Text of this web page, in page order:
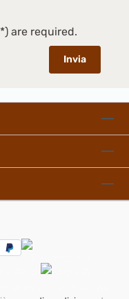
are required.
Invia